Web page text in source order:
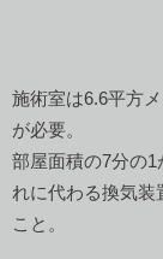
施術室は6.6平方
が必要。
部屋面積の7分の
れに代わる換気装
こと。